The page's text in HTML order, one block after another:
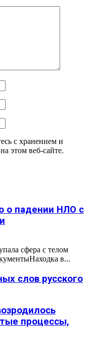
с хранением и
этом веб-сайте.
о падении НЛО с
сфера с телом
в...
слов русского
процессы,